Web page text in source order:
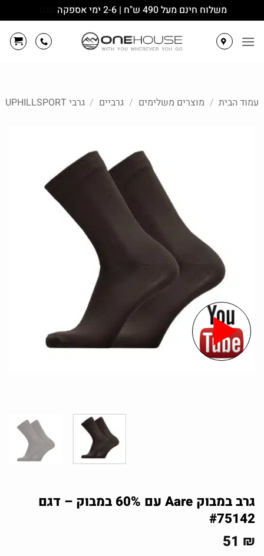
משלוח חינם מעל 490 ש"ח | 2-6 ימי אספקה
עמוד הבית / מוצרים משלימים / גרביים / גרבי UPHILLSPORT
גרב במבוק Aare עם 60% במבוק – דגם
#75142
51 ₪